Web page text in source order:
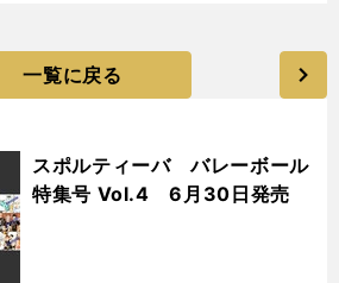
一覧に戻る
スポルティーバ バレーボール
特集号 Vol.4 6月30日発売